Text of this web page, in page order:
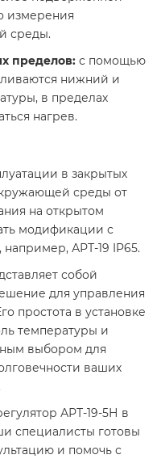
измерения
среды.
пределов: с помощью
нижний и
в пределах
нагрев.​
в закрытых
среды от
на открытом
модификации с
АРТ-19 IP65.
собой
для управления
простота в установке
температуры и
выбором для
ваших
АРТ-19-5Н в
специалисты готовы
и помочь с